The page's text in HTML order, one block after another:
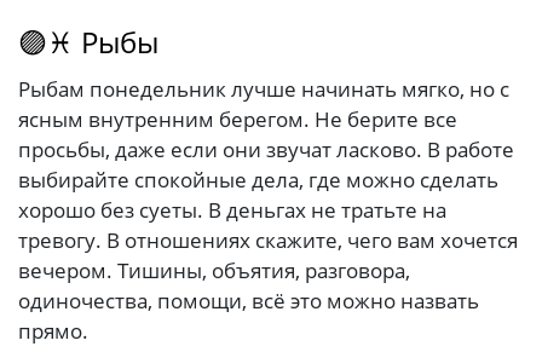
🟣♓ Рыбы
Рыбам понедельник лучше начинать мягко, но с
ясным внутренним берегом. Не берите все
просьбы, даже если они звучат ласково. В работе
выбирайте спокойные дела, где можно сделать
хорошо без суеты. В деньгах не тратьте на
тревогу. В отношениях скажите, чего вам хочется
вечером. Тишины, объятия, разговора,
одиночества, помощи, всё это можно назвать
прямо.